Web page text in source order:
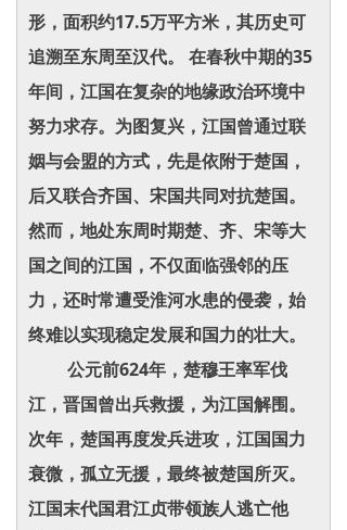
形，面积约17.5万平方米，其历史可
追溯至东周至汉代。 在春秋中期的35
年间，江国在复杂的地缘政治环境中
努力求存。为图复兴，江国曾通过联
姻与会盟的方式，先是依附于楚国，
后又联合齐国、宋国共同对抗楚国。
然而，地处东周时期楚、齐、宋等大
国之间的江国，不仅面临强邻的压
力，还时常遭受淮河水患的侵袭，始
终难以实现稳定发展和国力的壮大。
公元前624年，楚穆王率军伐
江，晋国曾出兵救援，为江国解围。
次年，楚国再度发兵进攻，江国国力
衰微，孤立无援，最终被楚国所灭。
江国末代国君江贞带领族人逃亡他